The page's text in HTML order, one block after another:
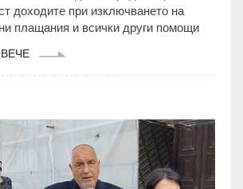
доходите при изключването на
плащания и всички други помощи